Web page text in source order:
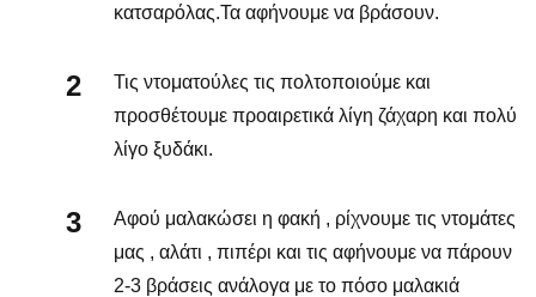
κατσαρόλας.Τα αφήνουμε να βράσουν.
Τις ντοματούλες τις πολτοποιούμε και
προσθέτουμε προαιρετικά λίγη ζάχαρη και πολύ
λίγο ξυδάκι.
Αφού μαλακώσει η φακή , ρίχνουμε τις ντομάτες
μας , αλάτι , πιπέρι και τις αφήνουμε να πάρουν
2-3 βράσεις ανάλογα με το πόσο μαλακιά